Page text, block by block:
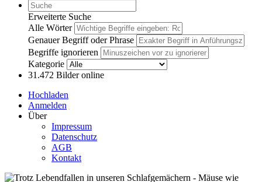
Erweiterte Suche
Alle Wörter
Genauer Begriff oder Phrase
Begriffe ignorieren
Kategorie
31.472 Bilder online
Hochladen
Anmelden
Über
Impressum
Datenschutz
AGB
Kontakt